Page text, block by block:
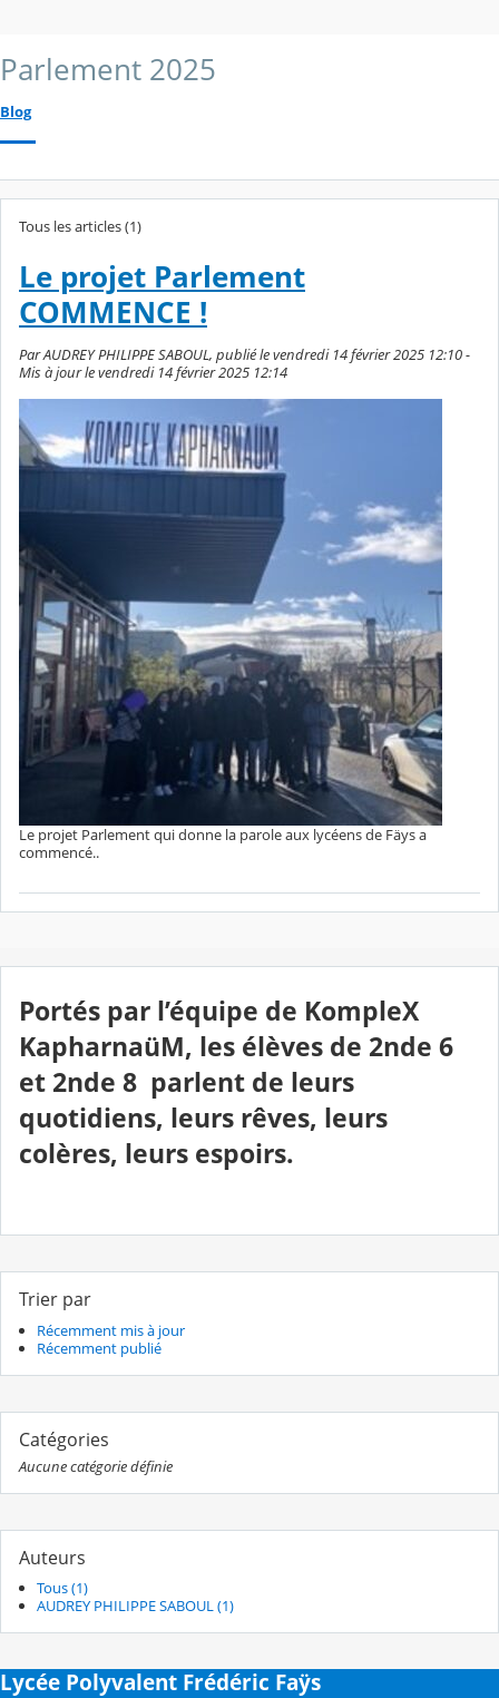
Parlement 2025
Blog
Tous les articles (1)
Le projet Parlement
COMMENCE !
Par AUDREY PHILIPPE SABOUL, publié le vendredi 14 février 2025 12:10 -
Mis à jour le vendredi 14 février 2025 12:14
Le projet Parlement qui donne la parole aux lycéens de Fäys a
commencé..
Portés par l’équipe de KompleX
KapharnaüM, les élèves de 2nde 6
et 2nde 8 parlent de leurs
quotidiens, leurs rêves, leurs
colères, leurs espoirs.
Trier par
Récemment mis à jour
Récemment publié
Catégories
Aucune catégorie définie
Auteurs
Tous (1)
AUDREY PHILIPPE SABOUL (1)
Lycée Polyvalent Frédéric Faÿs